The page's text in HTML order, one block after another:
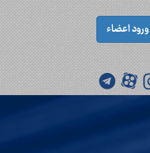
ورود اعضاء